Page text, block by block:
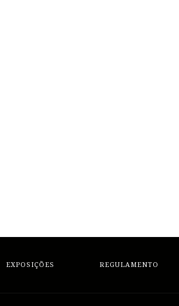
EXPOSIÇÕES REGULAMENTO